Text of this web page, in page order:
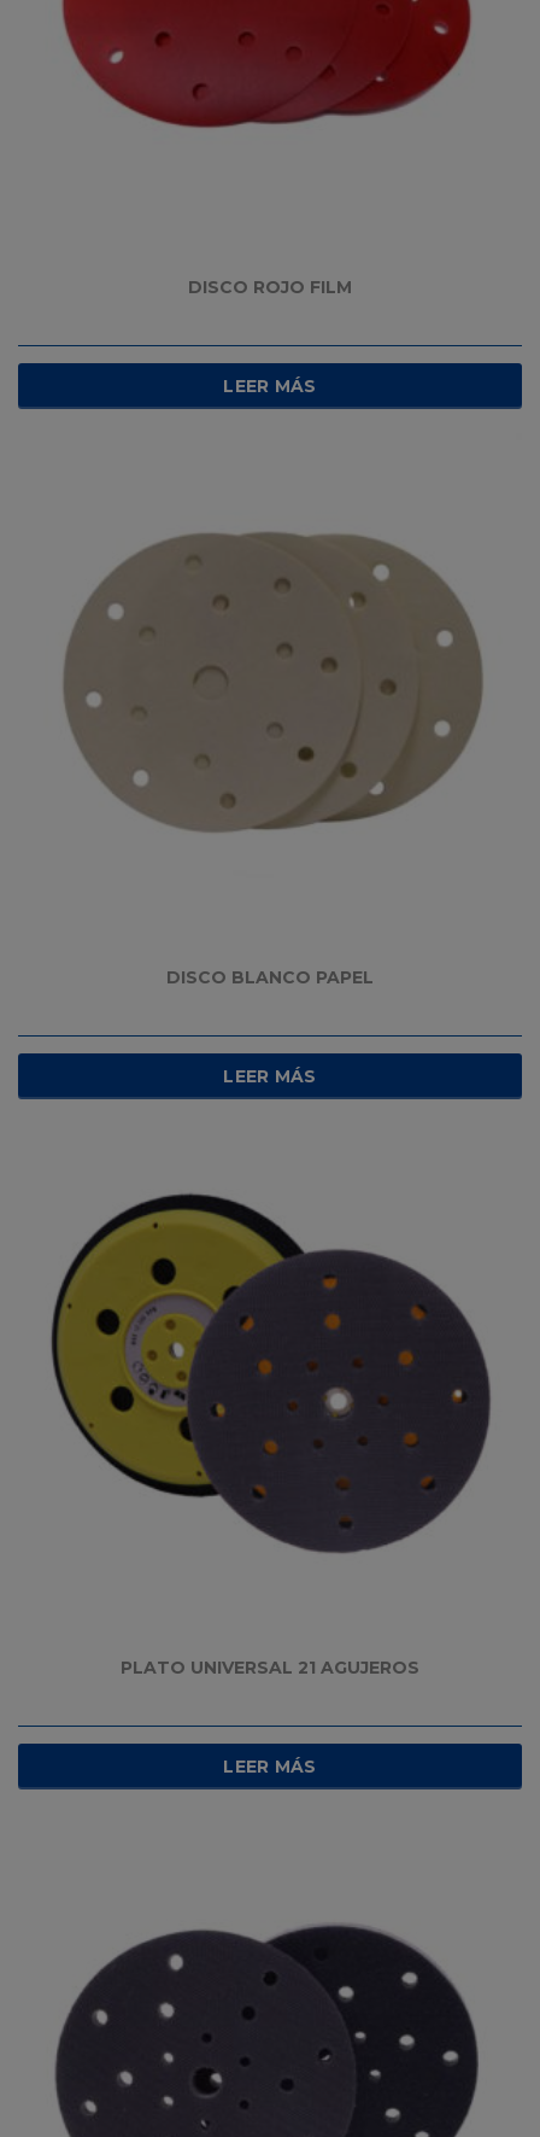
DISCO ROJO FILM
LEER MÁS
DISCO BLANCO PAPEL
LEER MÁS
PLATO UNIVERSAL 21 AGUJEROS
LEER MÁS